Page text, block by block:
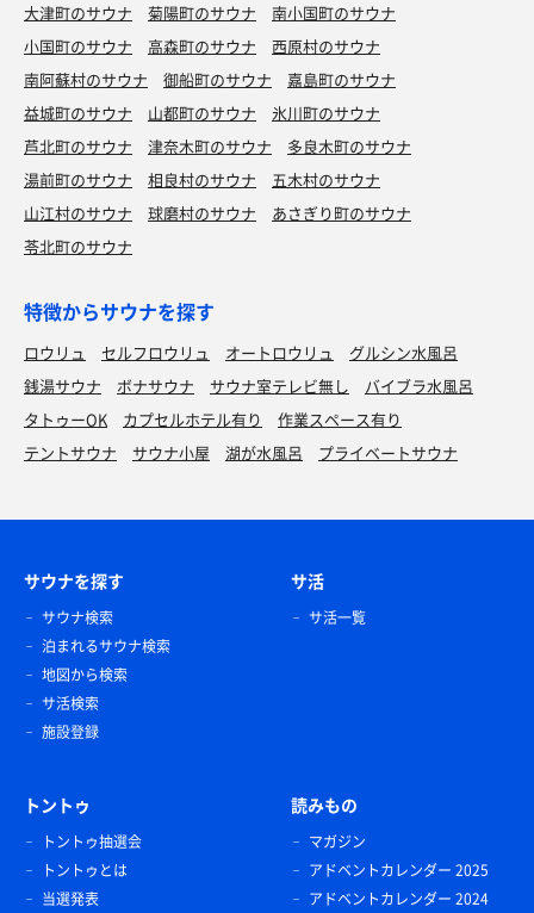
大津町のサウナ
菊陽町のサウナ
南小国町のサウナ
小国町のサウナ
高森町のサウナ
西原村のサウナ
南阿蘇村のサウナ
御船町のサウナ
嘉島町のサウナ
益城町のサウナ
山都町のサウナ
氷川町のサウナ
芦北町のサウナ
津奈木町のサウナ
多良木町のサウナ
湯前町のサウナ
相良村のサウナ
五木村のサウナ
山江村のサウナ
球磨村のサウナ
あさぎり町のサウナ
苓北町のサウナ
特徴からサウナを探す
ロウリュ セルフロウリュ オートロウリュ
グルシン水風呂
銭湯サウナ
ボナサウナ サウナ室テレビ無し
バイブラ水風呂
タトゥーOK
カプセルホテル有り
作業スペース有り
テントサウナ
サウナ小屋 湖が水風呂 プライベートサウナ
サウナを探す
サウナ検索
泊まれるサウナ検索
地図から検索
サ活検索
施設登録
サ活
サ活一覧
トントゥ
トントゥ抽選会
トントゥとは
当選発表
読みもの
マガジン
アドベントカレンダー 2025
アドベントカレンダー 2024